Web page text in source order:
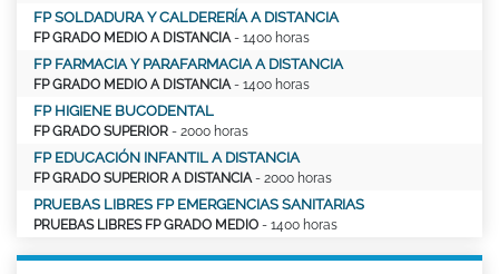
FP SOLDADURA Y CALDERERÍA A DISTANCIA
FP GRADO MEDIO A DISTANCIA - 1400 horas
FP FARMACIA Y PARAFARMACIA A DISTANCIA
FP GRADO MEDIO A DISTANCIA - 1400 horas
FP HIGIENE BUCODENTAL
FP GRADO SUPERIOR - 2000 horas
FP EDUCACIÓN INFANTIL A DISTANCIA
FP GRADO SUPERIOR A DISTANCIA - 2000 horas
PRUEBAS LIBRES FP EMERGENCIAS SANITARIAS
PRUEBAS LIBRES FP GRADO MEDIO - 1400 horas